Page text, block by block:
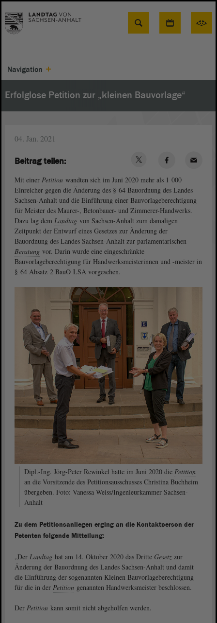
Suche
Navigation
Erfolglose Petition zur „kleinen Bauvorlage“
04. Jan. 2021
Mit einer Petition wandten sich im Juni 2020 mehr als 1 000
Einreicher gegen die Änderung des § 64 Bauordnung des Landes
Sachsen-Anhalt und die Einführung einer Bauvorlageberechtigung
für Meister des Maurer-, Betonbauer- und Zimmerer-Handwerks.
Dazu lag dem Landtag von Sachsen-Anhalt zum damaligen
Zeitpunkt der Entwurf eines Gesetzes zur Änderung der
Bauordnung des Landes Sachsen-Anhalt zur parlamentarischen
Beratung vor. Darin wurde eine eingeschränkte
Bauvorlageberechtigung für Handwerksmeisterinnen und -meister in
§ 64 Absatz 2 BauO LSA vorgesehen.
Dipl.-Ing. Jörg-Peter Rewinkel hatte im Juni 2020 die Petition
an die Vorsitzende des Petitionsausschusses Christina Buchheim
übergeben. Foto: Vanessa Weiss/Ingenieurkammer Sachsen-
Anhalt
Zu dem Petitionsanliegen erging an die Kontaktperson der
Petenten folgende Mitteilung:
„Der Landtag hat am 14. Oktober 2020 das Dritte Gesetz zur
Änderung der Bauordnung des Landes Sachsen-Anhalt und damit
die Einführung der sogenannten Kleinen Bauvorlageberechtigung
für die in der Petition genannten Handwerksmeister beschlossen.
Der Petition kann somit nicht abgeholfen werden.
Beitrag teilen: